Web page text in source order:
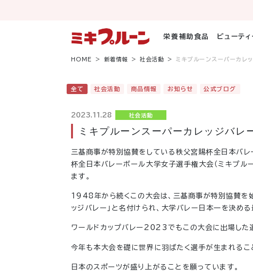
栄養補助食品 ビューテ
HOME 新着情報 社会活動 ミキプルーンスーパーカ
全て 社会活動 商品情報 お知らせ 公式ブログ
2023.11.28 社会活動
ミキプルーンスーパーカレッジバレ
三基商事が特別協賛をしている秩父宮賜杯全日本バ
杯全日本バレーボール大学女子選手権大会（ミキプル
ます。
1948年から続くこの大会は、三基商事が特別協賛
ッジバレー」と名付けられ、大学バレー日本一を決め
ワールドカップバレー2023でもこの大会に出場した
今年も本大会を礎に世界に羽ばたく選手が生まれるこ
日本のスポーツが盛り上がることを願っています。